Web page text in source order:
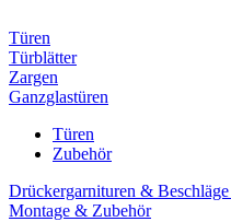
Türen
Türblätter
Zargen
Ganzglastüren
Türen
Zubehör
Drückergarnituren &
Montage & Zubehör